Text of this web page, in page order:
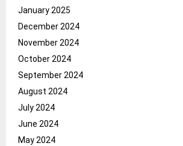
January 2025
December 2024
November 2024
October 2024
September 2024
August 2024
July 2024
June 2024
May 2024